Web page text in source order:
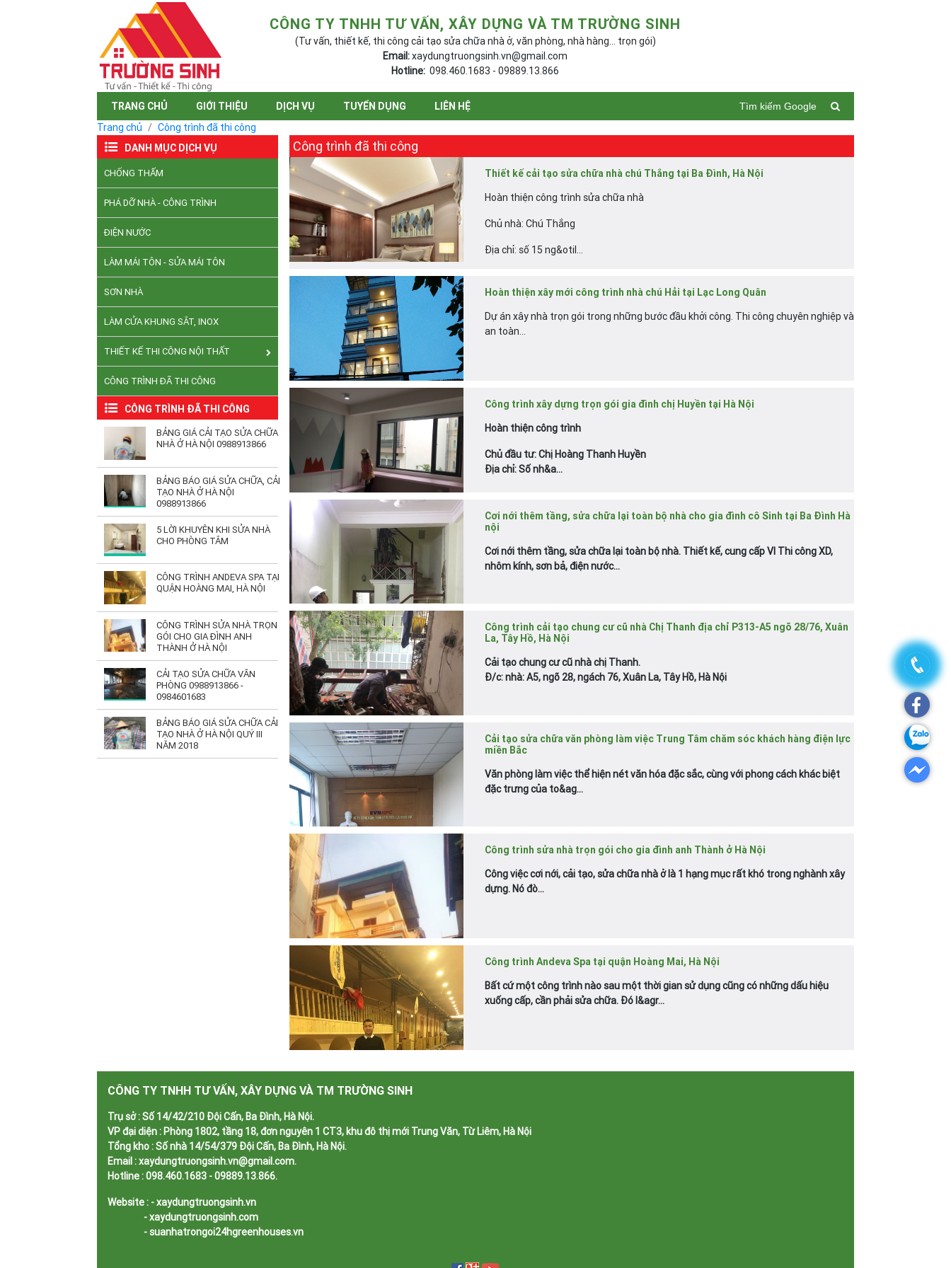
CÔNG TY TNHH TƯ VẤN, XÂY DỰNG VÀ TM TRƯỜNG SINH
(Tư vấn, thiết kế, thi công cải tạo sửa chữa nhà ở, văn phòng, nhà hàng... trọn gói)
Email:xaydungtruongsinh.vn@gmail.com
Hotline: 098.460.1683 - 09889.13.866
TRANG CHỦ GIỚI THIỆU DỊCH VỤ TUYỂN DỤNG LIÊN HỆ Tìm kiếm Google
Trang chủ
Công trình đã thi công
DANH MỤC DỊCH VỤ
CHỐNG THẤM
PHÁ DỠ NHÀ - CÔNG TRÌNH
ĐIỆN NƯỚC
LÀM MÁI TÔN - SỬA MÁI TÔN
SƠN NHÀ
LÀM CỬA KHUNG SẮT, INOX
THIẾT KẾ THI CÔNG NỘI THẤT
CÔNG TRÌNH ĐÃ THI CÔNG
CÔNG TRÌNH ĐÃ THI CÔNG
BẢNG GIÁ CẢI TẠO SỬA CHỮA
NHÀ Ở HÀ NỘI 0988913866
BẢNG BÁO GIÁ SỬA CHỮA, CẢI
TẠO NHÀ Ở HÀ NỘI
0988913866
5 LỜI KHUYÊN KHI SỬA NHÀ
CHO PHÒNG TẮM
CÔNG TRÌNH ANDEVA SPA TẠI
QUẬN HOÀNG MAI, HÀ NỘI
CÔNG TRÌNH SỬA NHÀ TRỌN
GÓI CHO GIA ĐÌNH ANH
THÀNH Ở HÀ NỘI
CẢI TẠO SỬA CHỮA VĂN
PHÒNG 0988913866 -
0984601683
BẢNG BÁO GIÁ SỬA CHỮA CẢI
TẠO NHÀ Ở HÀ NỘI QUÝ III
NĂM 2018
Công trình đã thi công
Thiết kế cải tạo sửa chữa nhà chú Thắng tại Ba Đình, Hà Nội
Hoàn thiện công trình sửa chữa nhà
Chủ nhà: Chú Thắng
Địa chỉ: số 15 ng&otil...
Hoàn thiện xây mới công trình nhà chú Hải tại Lạc Long Quân
Dự án xây nhà trọn gói trong những bước đầu khởi công. Thi công chuyên nghiệp và
an toàn...
Công trình xây dựng trọn gói gia đình chị Huyền tại Hà Nội
Hoàn thiện công trình
Chủ đầu tư: Chị Hoàng Thanh Huyền
Địa chỉ: Số nh&a...
Cơi nới thêm tầng, sửa chữa lại toàn bộ nhà cho gia đình cô Sinh tại Ba Đình Hà
nội
Cơi nới thêm tầng, sửa chữa lại toàn bộ nhà. Thiết kế, cung cấp Vl Thi công XD,
nhôm kính, sơn bả, điện nước...
Công trình cải tạo chung cư cũ nhà Chị Thanh địa chỉ P313-A5 ngõ 28/76, Xuân
La, Tây Hồ, Hà Nội
Cải tạo chung cư cũ nhà chị Thanh.
Đ/c: nhà: A5, ngõ 28, ngách 76, Xuân La, Tây Hồ, Hà Nội
Cải tạo sửa chữa văn phòng làm việc Trung Tâm chăm sóc khách hàng điện lực
miền Bắc
Văn phòng làm việc thể hiện nét văn hóa đặc sắc, cùng với phong cách khác biệt
đặc trưng của to&ag...
Công trình sửa nhà trọn gói cho gia đình anh Thành ở Hà Nội
Công việc cơi nới, cải tạo, sửa chữa nhà ở là 1 hạng mục rất khó trong nghành xây
dựng. Nó đò...
Công trình Andeva Spa tại quận Hoàng Mai, Hà Nội
Bất cứ một công trình nào sau một thời gian sử dụng cũng có những dấu hiệu
xuống cấp, cần phải sửa chữa. Đó l&agr...
CÔNG TY TNHH TƯ VẤN, XÂY DỰNG VÀ TM TRƯỜNG SINH
Trụ sở :Số 14/42/210 Đội Cấn, Ba Đình, Hà Nội.
VP đại diện : Phòng 1802, tầng 18, đơn nguyên 1 CT3, khu đô thị mới Trung Văn, Từ Liêm, Hà Nội
Tổng kho :Số nhà 14/54/379 Đội Cấn, Ba Đình, Hà Nội.
Email :xaydungtruongsinh.vn@gmail.com.
Hotline :098.460.1683 - 09889.13.866.
Website : - xaydungtruongsinh.vn
- xaydungtruongsinh.com
- suanhatrongoi24hgreenhouses.vn